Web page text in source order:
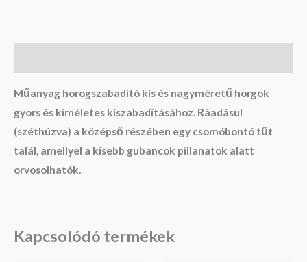
Műanyag horogszabadító kis és nagyméretű horgok
gyors és kíméletes kiszabadításához. Ráadásul
(széthúzva) a középső részében egy csomóbontó tűt
talál, amellyel a kisebb gubancok pillanatok alatt
orvosolhatók.
Kapcsolódó termékek